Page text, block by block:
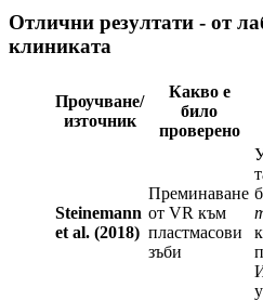
Отлични резултати - от
клиниката
Проучване/
източник
Какво е
било
проверено
Steinemann
et al. (2018)
Преминаване
от VR към
пластмасови
зъби